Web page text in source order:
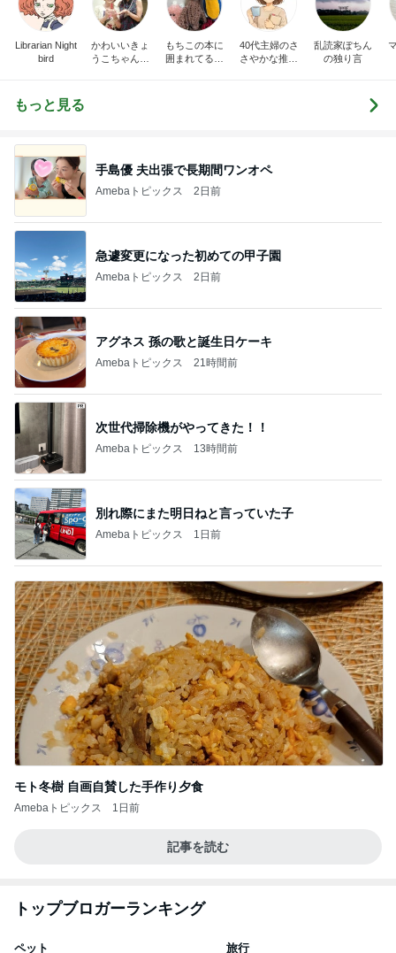
Librarian Night
bird
かわいいきょ
うこちゃんブ
もちこの本に
囲まれてるブ
40代主婦のさ
さやかな推し
乱読家ぽちん
の独り言
もっと見る
手島優 夫出張で長期間ワンオペ
Amebaトピックス 2日前
急遽変更になった初めての甲子園
Amebaトピックス 2日前
アグネス 孫の歌と誕生日ケーキ
Amebaトピックス 21時間前
次世代掃除機がやってきた！！
Amebaトピックス 13時間前
別れ際にまた明日ねと言っていた子
Amebaトピックス 1日前
モト冬樹 自画自賛した手作り夕食
Amebaトピックス 1日前
記事を読む
トップブロガーランキング
ペット 旅行